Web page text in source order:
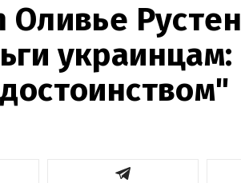
Рустен
украинцам: